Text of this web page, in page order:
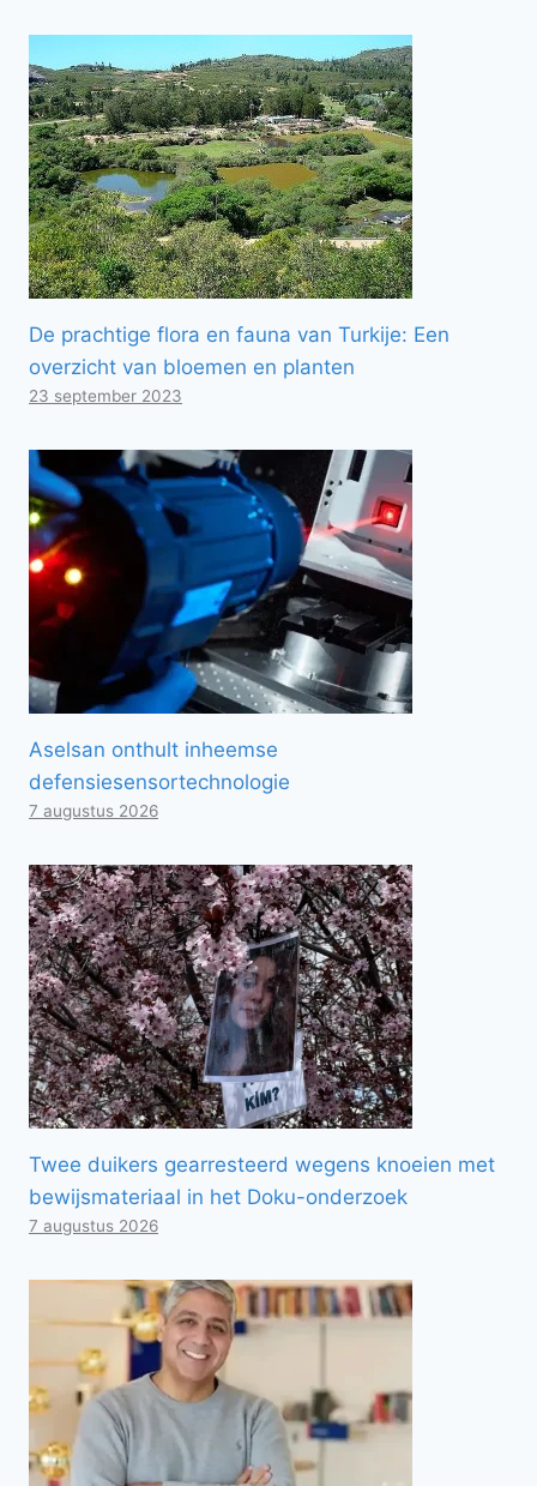
De prachtige flora en fauna van Turkije: Een
overzicht van bloemen en planten
23 september 2023
Aselsan onthult inheemse
defensiesensortechnologie
7 augustus 2026
Twee duikers gearresteerd wegens knoeien met
bewijsmateriaal in het Doku-onderzoek
7 augustus 2026